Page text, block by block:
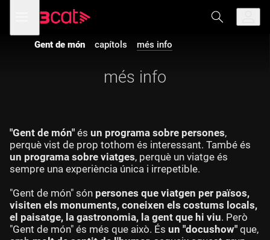
navegació
principal
menú
de
Gent de món capítols més info
més info
"Gent de món" és un programa sobre persones,
perquè vist de prop tothom és interessant. També és
un programa sobre viatges, perquè un viatge és
sempre una experiència única i irrepetible.
"Gent de món" són persones que viatgen per països,
visiten els monuments, coneixen els costums locals,
el paisatge, la gastronomia, la gent que hi viu. Però
"Gent de món" és més que això. És un "docushow" que,